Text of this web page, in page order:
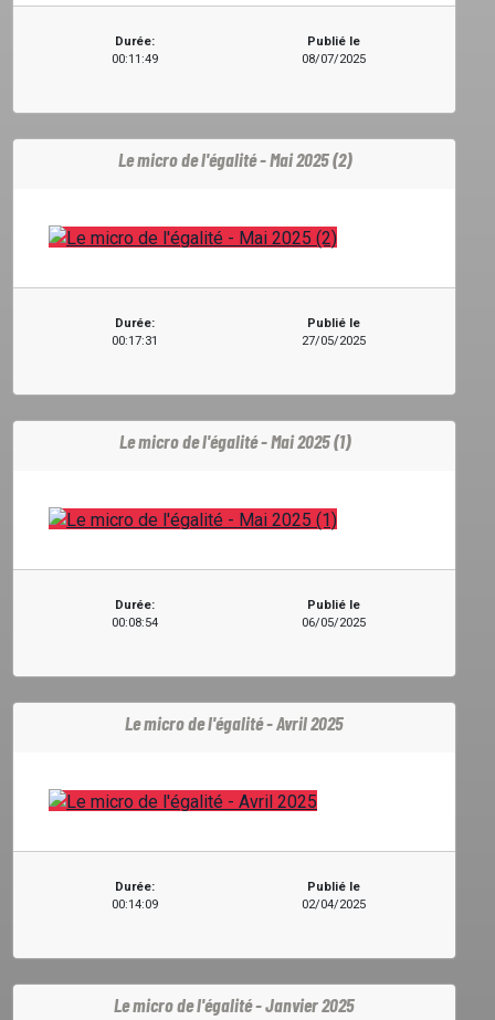
Durée:
00:11:49
Publié le
08/07/2025
Le micro de l'égalité - Mai 2025 (2)
Durée:
00:17:31
Publié le
27/05/2025
Le micro de l'égalité - Mai 2025 (1)
Durée:
00:08:54
Publié le
06/05/2025
Le micro de l'égalité - Avril 2025
Durée:
00:14:09
Publié le
02/04/2025
Le micro de l'égalité - Janvier 2025